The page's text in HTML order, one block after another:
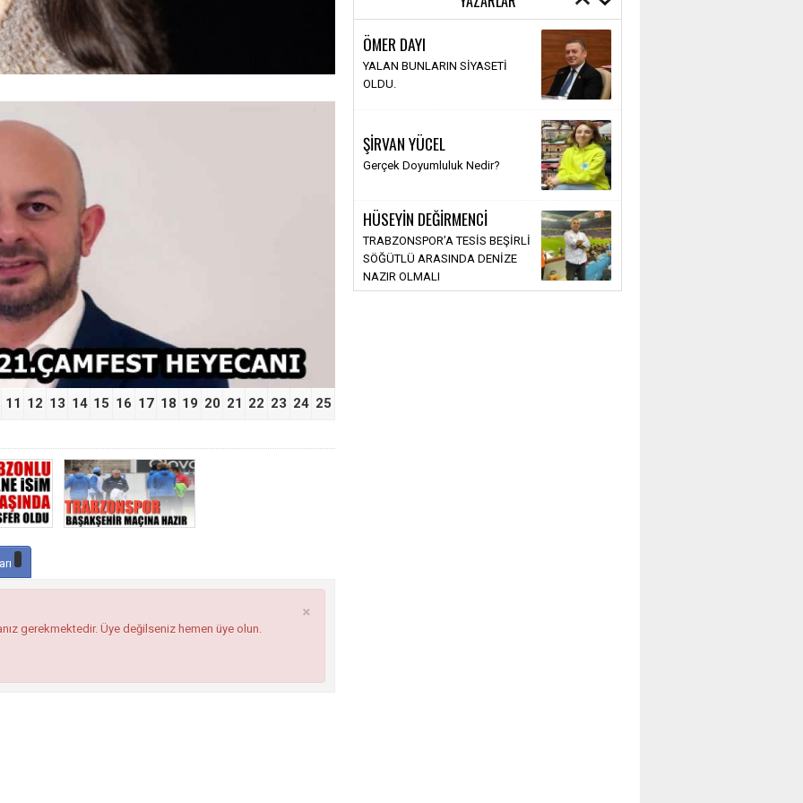
11 12 13 14 15 16 17 18 19 20 21 22 23 24 25
×
gerekmektedir. Üye değilseniz hemen üye olun.
ÖMER DAYI
YALAN BUNLARIN SİYASETİ
OLDU.
ŞİRVAN YÜCEL
Gerçek Doyumluluk Nedir?
HÜSEYİN DEĞİRMENCİ
TRABZONSPOR’A TESİS BEŞİRLİ
SÖĞÜTLÜ ARASINDA DENİZE
NAZIR OLMALI